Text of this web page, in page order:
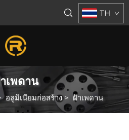
TH
เพดาน
อลูมิเนียมก่อสร้าง> ฝ้าเพดาน